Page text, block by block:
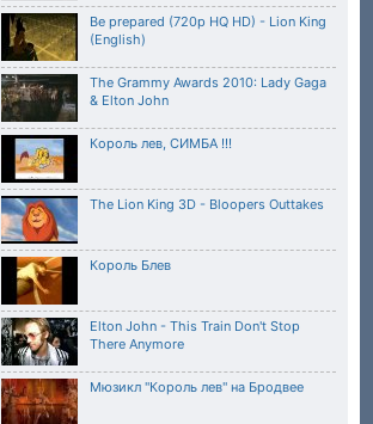
Be prepared (720p HQ HD) - Lion King
(English)
The Grammy Awards 2010: Lady Gaga
& Elton John
Король лев, СИМБА !!!
The Lion King 3D - Bloopers Outtakes
Король Блев
Elton John - This Train Don't Stop
There Anymore
Мюзикл "Король лев" на Бродвее